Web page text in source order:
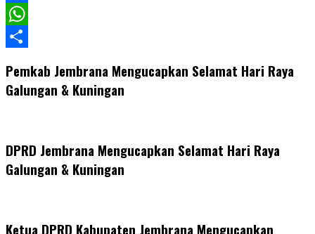
Facebook
WhatsApp
Pemkab Jembrana Mengucapkan Selamat Hari Raya
Galungan & Kuningan
DPRD Jembrana Mengucapkan Selamat Hari Raya
Galungan & Kuningan
Ketua DPRD Kabupaten Jembrana Mengucapkan